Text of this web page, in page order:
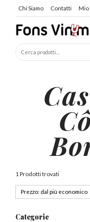
Chi Siamo Contatti Mio
1 Prodotti trovati
Categorie